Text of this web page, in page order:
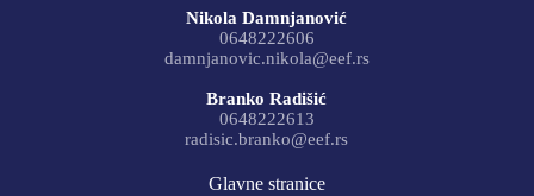
Nikola Damnjanović
0648222606
damnjanovic.nikola@eef.rs
Branko Radišić
0648222613
radisic.branko@eef.rs
Glavne stranice